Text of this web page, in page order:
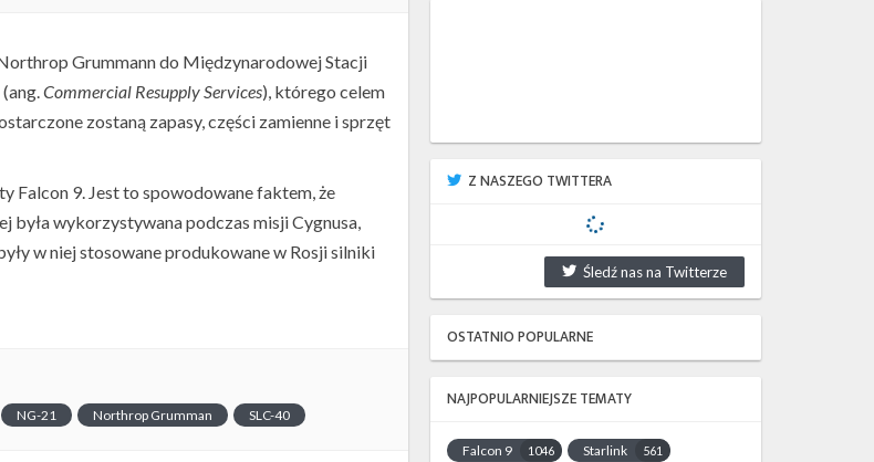
Grummann do Międzynarodowej Stacji
Commercial Resupply Services), którego celem
zostaną zapasy, części zamienne i sprzęt
Falcon 9. Jest to spowodowane faktem, że
wykorzystywana podczas misji Cygnusa,
w niej stosowane produkowane w Rosji silniki
NG-21 Northrop Grumman SLC-40
Z NASZEGO TWITTERA
Śledź nas na Twitterze
OSTATNIO POPULARNE
NAJPOPULARNIEJSZE TEMATY
Falcon 9 1046 Starlink 561